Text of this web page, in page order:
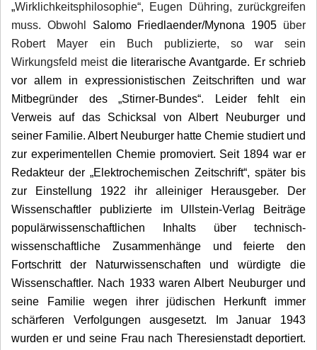
„Wirklichkeitsphilosophie“, Eugen Dühring, zurückgreifen
muss. Obwohl
Salomo Friedlaender/Mynona 1905 über
Robert Mayer ein Buch publizierte, so war sein
Wirkungsfeld meist die literarische Avantgarde. Er schrieb
vor allem in expressionistischen Zeitschriften und war
Mitbegründer des „Stirner-Bundes“. Leider fehlt ein
Verweis auf das Schicksal von Albert Neuburger und
seiner Familie. Albert Neuburger hatte Chemie studiert und
zur experimentellen Chemie promoviert. Seit 1894 war er
Redakteur der „Elektrochemischen Zeitschrift“, später bis
zur Einstellung 1922 ihr alleiniger Herausgeber. Der
Wissenschaftler publizierte im Ullstein-Verlag Beiträge
populärwissenschaftlichen Inhalts über technisch-
wissenschaftliche Zusammenhänge und feierte den
Fortschritt der Naturwissenschaften und würdigte die
Wissenschaftler. Nach 1933 waren Albert Neuburger und
seine Familie wegen ihrer jüdischen Herkunft immer
schärferen Verfolgungen ausgesetzt. Im Januar 1943
wurden er und seine Frau nach Theresienstadt deportiert.